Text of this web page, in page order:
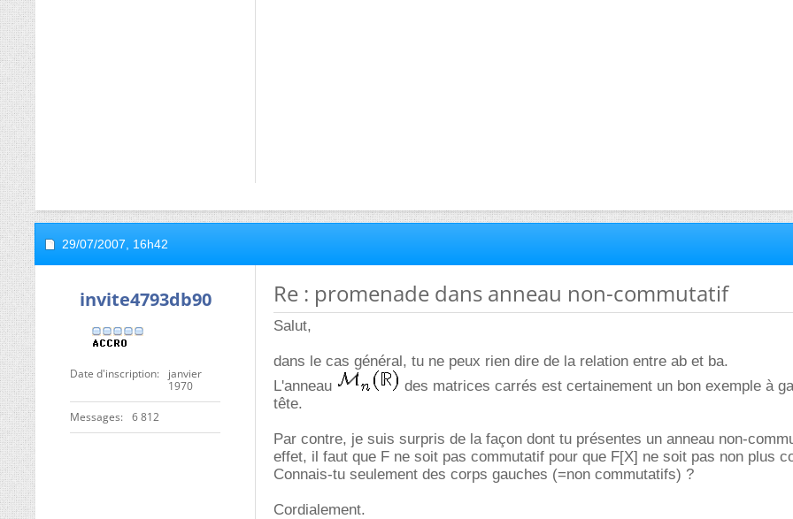
29/07/2007, 16h42
invite4793db90
Date d'inscription
janvier
1970
Messages 6 812
Re : promenade dans anneau non-commutatif
Salut,
dans le cas général, tu ne peux rien dire de la relation entre ab et ba.
L'anneau
des matrices carrés est certainement un bon exemple à
tête.
Par contre, je suis surpris de la façon dont tu présentes un anneau non-
effet, il faut que F ne soit pas commutatif pour que F[X] ne soit pas non plus
Connais-tu seulement des corps gauches (=non commutatifs) ?
Cordialement.